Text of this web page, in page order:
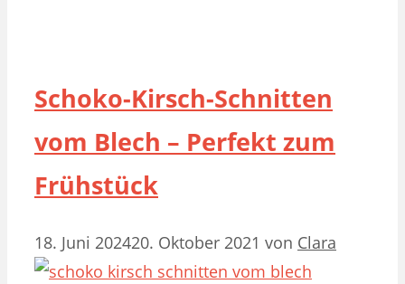
Schoko-Kirsch-Schnitten
vom Blech – Perfekt zum
Frühstück
18. Juni 202420. Oktober 2021 von Clara